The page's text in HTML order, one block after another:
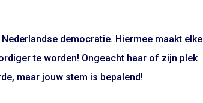
democratie. Hiermee maakt elke
te worden! Ongeacht haar of zijn plek
maar jouw stem is bepalend!